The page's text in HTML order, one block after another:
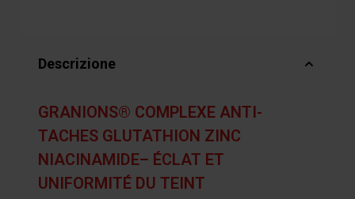
Descrizione
GRANIONS® COMPLEXE ANTI-
TACHES GLUTATHION ZINC
NIACINAMIDE– ÉCLAT ET
UNIFORMITÉ DU TEINT